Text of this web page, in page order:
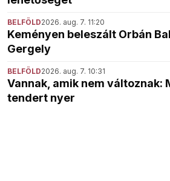
BELFÖLD2026. aug. 7. 11:20
Keményen beleszált Orbán
Gergely
BELFÖLD2026. aug. 7. 10:31
Vannak, amik nem változnak:
tendert nyer